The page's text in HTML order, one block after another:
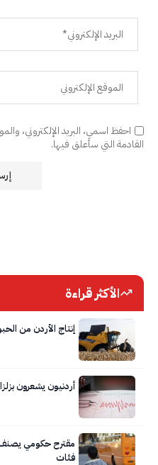
احفظ اسمي، البريد الإلكتروني،
القادمة التي سأعلق فيها.
الأكثر قراءة
إنتاج الأردن من الحبوب
أردنيون يشعرون
فئات